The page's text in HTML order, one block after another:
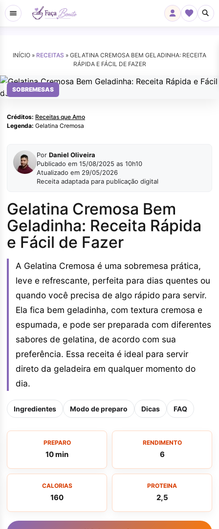
INÍCIO » RECEITAS » GELATINA CREMOSA BEM GELADINHA: RECEITA
RÁPIDA E FÁCIL DE FAZER
SOBREMESAS
Receitas que Amo
Créditos: Receitas que Amo
Legenda: Gelatina Cremosa
Por Daniel Oliveira
Publicado em 15/08/2025 as 10h10
Atualizado em 29/05/2026
Receita adaptada para publicação digital
Gelatina Cremosa Bem
Geladinha: Receita Rápida
e Fácil de Fazer
A Gelatina Cremosa é uma sobremesa prática,
leve e refrescante, perfeita para dias quentes ou
quando você precisa de algo rápido para servir.
Ela fica bem geladinha, com textura cremosa e
espumada, e pode ser preparada com diferentes
sabores de gelatina, de acordo com sua
preferência. Essa receita é ideal para servir
direto da geladeira em qualquer momento do
dia.
Ingredientes Modo de preparo Dicas FAQ
PREPARO
10 min
RENDIMENTO
6
CALORIAS
160
PROTEINA
2,5